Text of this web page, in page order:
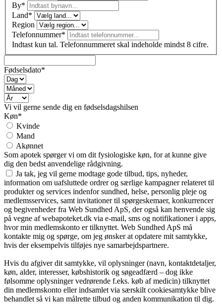
By*
Land*
Region
Telefonnummer*
Indtast kun tal. Telefonnummeret skal indeholde mindst 8 cifre.
Fødselsdato*
Vi vil gerne sende dig en fødselsdagshilsen
Køn*
Kvinde
Mand
Akønnet
Som apotek spørger vi om dit fysiologiske køn, for at kunne give
dig den bedst anvendelige rådgivning.
Ja tak, jeg vil gerne modtage gode tilbud, tips, nyheder,
information om uafsluttede ordrer og særlige kampagner relateret til
produkter og services indenfor sundhed, helse, personlig pleje og
medlemsservices, samt invitationer til spørgeskemaer, konkurrencer
og begivenheder fra Web Sundhed ApS, der også kan henvende sig
på vegne af webapoteket.dk via e-mail, sms og notifikationer i apps,
hvor min medlemskonto er tilknyttet. Web Sundhed ApS må
kontakte mig og spørge, om jeg ønsker at opdatere mit samtykke,
hvis der eksempelvis tilføjes nye samarbejdspartnere.
Hvis du afgiver dit samtykke, vil oplysninger (navn, kontaktdetaljer,
køn, alder, interesser, købshistorik og søgeadfærd – dog ikke
følsomme oplysninger vedrørende f.eks. køb af medicin) tilknyttet
din medlemskonto eller indsamlet via særskilt cookiesamtykke blive
behandlet så vi kan målrette tilbud og anden kommunikation til dig.